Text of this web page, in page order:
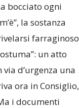
bocciato ogni
la sostanza
farraginoso
un atto
d’urgenza una
ora in Consiglio,
i documenti